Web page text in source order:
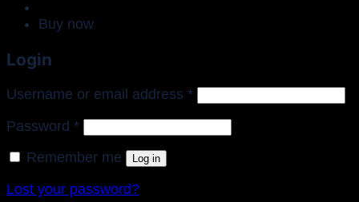
Buy now
Login
Username or email address *Required
Password *Required
Remember me Log in
Lost your password?